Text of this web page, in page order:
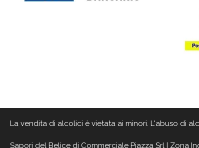
La vendita di alcolici è vietata ai minori. L'abuso di
Sapori del Belìce di Commerciale Piazza Srl | Zona